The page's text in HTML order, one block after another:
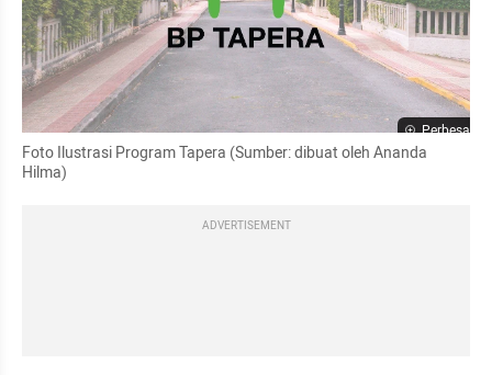
Perbesar
Foto Ilustrasi Program Tapera (Sumber: dibuat oleh Ananda
Hilma)
ADVERTISEMENT